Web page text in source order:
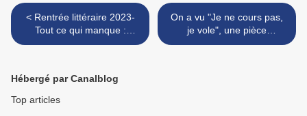
< Rentrée littéraire 2023-
Tout ce qui manque :
Florent, un drôle d'Oiseau..
On a vu "Je ne cours pas,
je vole", une pièce
labellisée « Olympiade
Hébergé par Canalblog
Top articles